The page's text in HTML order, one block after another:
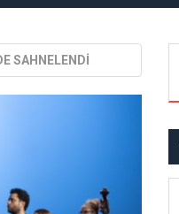
SAHNELENDİ